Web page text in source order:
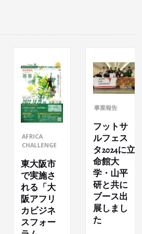
AFRICA
CHALLENGE
東大阪市
で実施さ
れる「大
阪アフリ
カビジネ
スフォー
事業報告
フットサ
ルフェス
タ2024に立
命館大
学・山平
研と共に
ブース出
展しまし
た